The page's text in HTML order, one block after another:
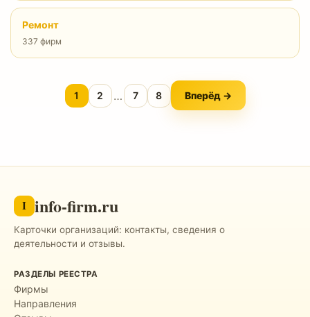
Ремонт
337 фирм
1 2 … 7 8 Вперёд →
I info-firm.ru
Карточки организаций: контакты, сведения о
деятельности и отзывы.
РАЗДЕЛЫ РЕЕСТРА
Фирмы
Направления